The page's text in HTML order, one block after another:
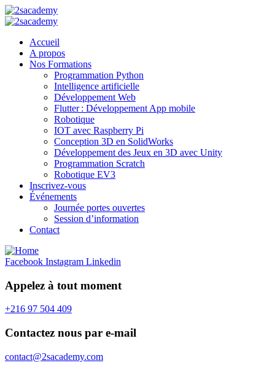
Accueil
A propos
Nos Formations
Programmation Python
Intelligence artificielle
Développement Web
Flutter : Développement App mobile
Robotique
IOT avec Raspberry Pi
Conception 3D en SolidWorks
Développement des Jeux en 3D avec Unity
Programmation Scratch
Robotique EV3
Inscrivez-vous
Événements
Journée portes ouvertes
Session d’information
Contact
Facebook Instagram Linkedin
Appelez à tout moment
+216 97 504 409
Contactez nous par e-mail
contact@2sacademy.com